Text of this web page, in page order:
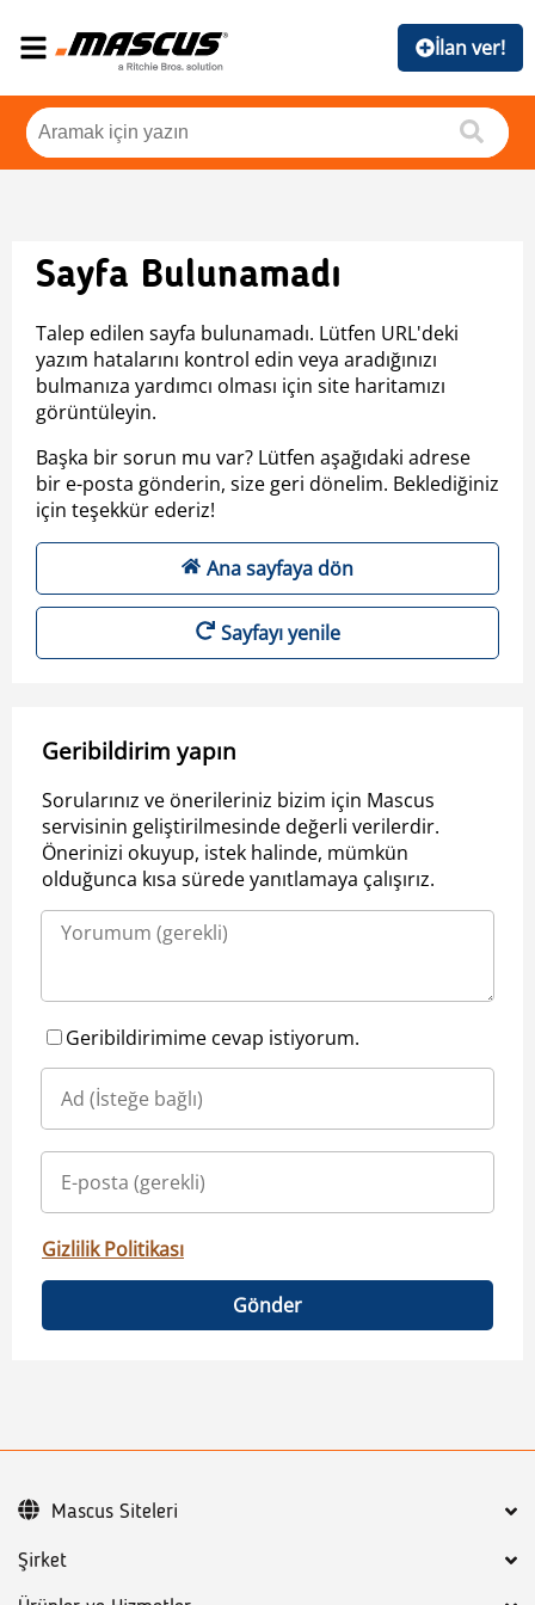
İlan ver!
Sayfa Bulunamadı
Talep edilen sayfa bulunamadı. Lütfen URL'deki
yazım hatalarını kontrol edin veya aradığınızı
bulmanıza yardımcı olması için site haritamızı
görüntüleyin.
Başka bir sorun mu var? Lütfen aşağıdaki adrese
bir e-posta gönderin, size geri dönelim. Beklediğiniz
için teşekkür ederiz!
Ana sayfaya dön
Sayfayı yenile
Geribildirim yapın
Sorularınız ve önerileriniz bizim için Mascus
servisinin geliştirilmesinde değerli verilerdir.
Önerinizi okuyup, istek halinde, mümkün
olduğunca kısa sürede yanıtlamaya çalışırız.
Geribildirimime cevap istiyorum.
Gizlilik Politikası
Gönder
Şirket
Mascus Siteleri